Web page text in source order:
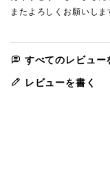
またよろしくお願いしま
すべてのレビュー
レビューを書く